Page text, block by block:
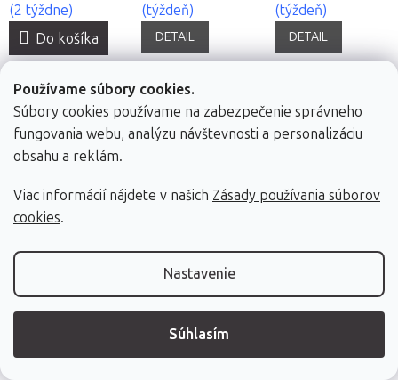
Používame súbory cookies.
Súbory cookies používame na zabezpečenie správneho
fungovania webu, analýzu návštevnosti a personalizáciu
obsahu a reklám.
Viac informácií nájdete v našich Zásady používania súborov
cookies.
Nastavenie
Súhlasím
(2 týždne)
Do košíka
(týždeň)
DETAIL
(týždeň)
DETAIL
Matrac na masáž
Bodhi Shiatsu
odnímateľným
Maharaja